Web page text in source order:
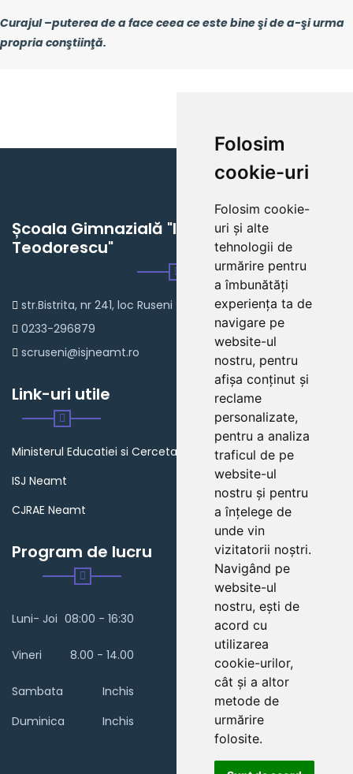
Folosim
cookie-uri
Folosim cookie-
uri și alte
tehnologii de
urmărire pentru
a îmbunătăți
experiența ta de
navigare pe
website-ul
nostru, pentru
afișa conținut și
reclame
personalizate,
pentru a analiza
traficul de pe
website-ul
nostru și pentru
a înțelege de
unde vin
vizitatorii noștri.
Navigând pe
website-ul
nostru, ești de
acord cu
utilizarea
cookie-urilor,
cât și a altor
metode de
urmărire
folosite.
Curajul –puterea de a face ceea ce este bine şi de a-şi urma
propria conştiinţă.
Școala Gimnazială "Ioan Grigore
Teodorescu"
str.Bistrita, nr 241, loc Ruseni
0233-296879
scruseni@isjneamt.ro
Link-uri utile
Ministerul Educatiei si Cercetarii
ISJ Neamt
CJRAE Neamt
Program de lucru
Luni- Joi 08:00 - 16:30
Vineri 8.00 - 14.00
Sambata
Inchis
Duminica
Inchis